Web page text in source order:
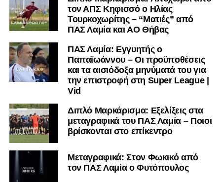
τον ΑΠΣ Κηφισσό ο Ηλίας
Τουρκοχωρίτης – “Ματιές” από
ΠΑΣ Λαμία και ΑΟ Θήβας
ΠΑΣ Λαμία: Εγγυητής ο
Παπαϊωάννου – Οι προϋποθέσεις
και τα αισιόδοξα μηνύματά του για
την επιστροφή στη Super League |
Vid
Διπλό Μαρκάρισμα: Εξελίξεις στα
μεταγραφικά του ΠΑΣ Λαμία – Ποιοι
βρίσκονται στο επίκεντρο
Μεταγραφικά: Στον Φωκικό από
τον ΠΑΣ Λαμία ο Φυτόπουλος